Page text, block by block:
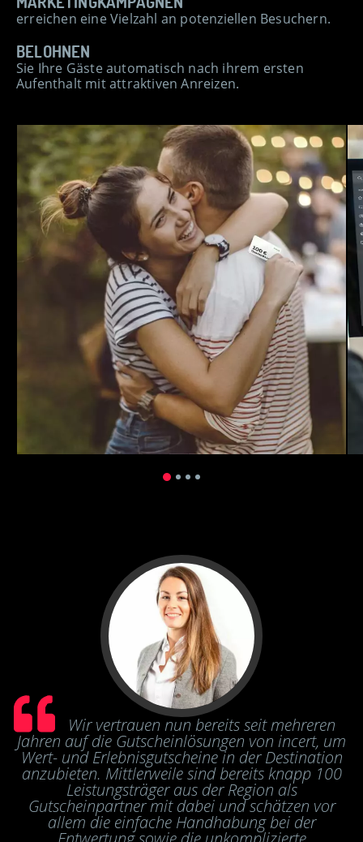
erreichen eine Vielzahl an potenziellen Besuchern.
BELOHNEN
Sie Ihre Gäste automatisch nach ihrem ersten
Aufenthalt mit attraktiven Anreizen.
Wir vertrauen nun bereits seit mehreren
Jahren auf die Gutscheinlösungen von incert, um
Wert- und Erlebnisgutscheine in der Destination
anzubieten. Mittlerweile sind bereits knapp 100
Leistungsträger aus der Region als
Gutscheinpartner mit dabei und schätzen vor
allem die einfache Handhabung bei der